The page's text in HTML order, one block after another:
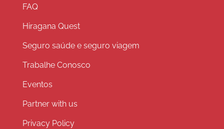
FAQ
Hiragana Quest
Seguro saúde e seguro viagem
Trabalhe Conosco
Eventos
Partner with us
Privacy Policy